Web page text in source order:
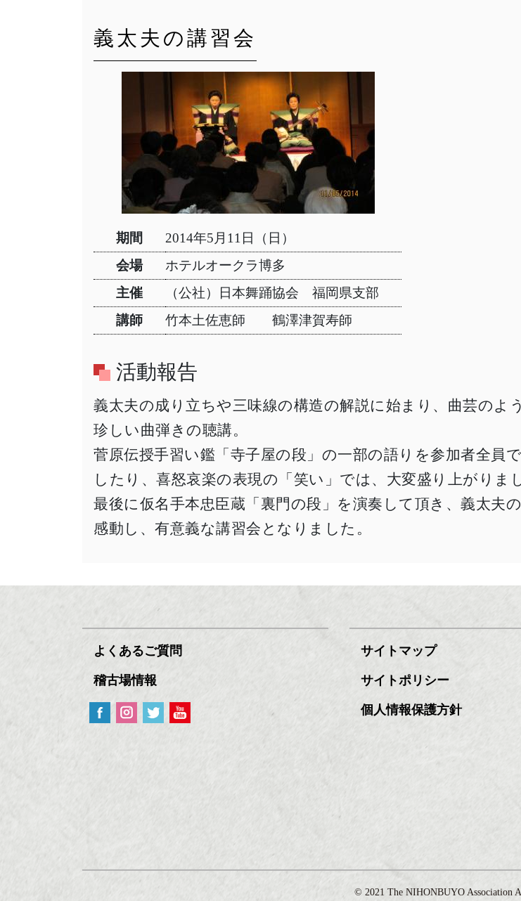
義太夫の講習会
期間
2014年5月11日（日）
会場
ホテルオークラ博多
主催
（公社）日本舞踊協会 福岡県支部
講師
竹本土佐恵師 鶴澤津賀寿師
活動報告
義太夫の成り立ちや三味線の構造の解説に始まり、曲芸のよ
珍しい曲弾きの聴講。
菅原伝授手習い鑑「寺子屋の段」の一部の語りを参加者全員
したり、喜怒哀楽の表現の「笑い」では、大変盛り上がりま
最後に仮名手本忠臣蔵「裏門の段」を演奏して頂き、義太夫
感動し、有意義な講習会となりました。
よくあるご質問
稽古場情報
サイトマップ
サイトポリシー
個人情報保護方針
©️ 2021 The NIHONBUYO Association